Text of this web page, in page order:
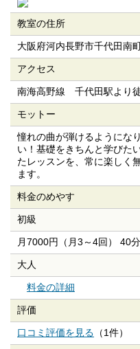
教室の住所
大阪府河内長野市千代田南
アクセス
南海高野線 千代田駅より
モットー
憧れの曲が弾けるようにな
い！基礎をきちんと学びた
たレッスンを、常に楽しく
ます。
料金のめやす
初級
月7000円（月3～4回） 40
大人
料金の詳細
評価
口コミ評価を見る （1件）